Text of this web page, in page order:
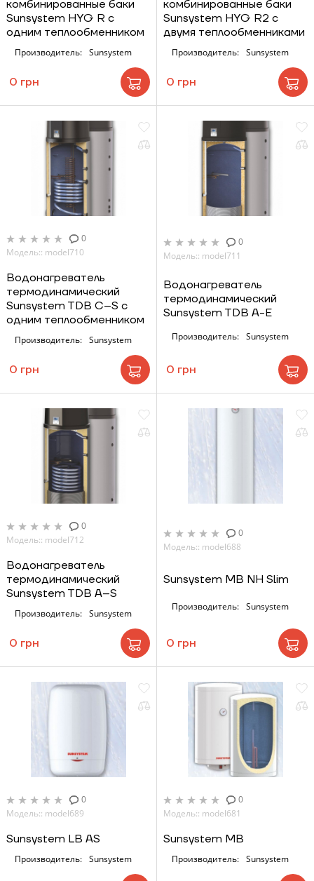
комбинированные баки
Sunsystem HYG R с
одним теплообменником
Производитель: Sunsystem
0 грн
комбинированные баки
Sunsystem HYG R2 с
двумя теплообменниками
Производитель: Sunsystem
0 грн
0
Модель:: model710
Водонагреватель
термодинамический
Sunsystem TDB C–S с
одним теплообменником
Производитель: Sunsystem
0 грн
0
Модель:: model711
Водонагреватель
термодинамический
Sunsystem TDB A-E
Производитель: Sunsystem
0 грн
0
Модель:: model712
Водонагреватель
термодинамический
Sunsystem TDB A–S
Производитель: Sunsystem
0 грн
0
Модель:: model688
Sunsystem MB NH Slim
Производитель: Sunsystem
0 грн
0
Модель:: model689
Sunsystem LB AS
Производитель: Sunsystem
0
Модель:: model681
Sunsystem MB
Производитель: Sunsystem